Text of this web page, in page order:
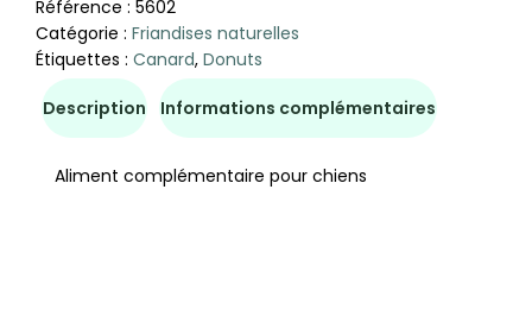
Référence : 5602
Catégorie : Friandises naturelles
Étiquettes : Canard, Donuts
Description Informations complémentaires
Aliment complémentaire pour chiens